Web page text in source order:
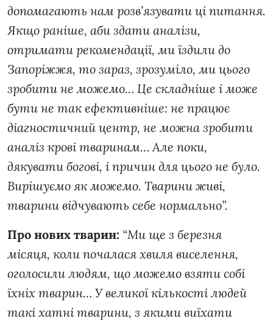
допомагають нам розв’язувати ці питання.
Якщо раніше, аби здати аналізи,
отримати рекомендації, ми їздили до
Запоріжжя, то зараз, зрозуміло, ми цього
зробити не можемо… Це складніше і може
бути не так ефективніше: не працює
діагностичний центр, не можна зробити
аналіз крові тваринам… Але поки,
дякувати богові, і причин для цього не було.
Вирішуємо як можемо. Тварини живі,
тварини відчувають себе нормально”.
Про нових тварин: “Ми ще з березня
місяця, коли почалася хвиля виселення,
оголосили людям, що можемо взяти собі
їхніх тварин… У великої кількості людей
такі хатні тварини, з якими виїхати